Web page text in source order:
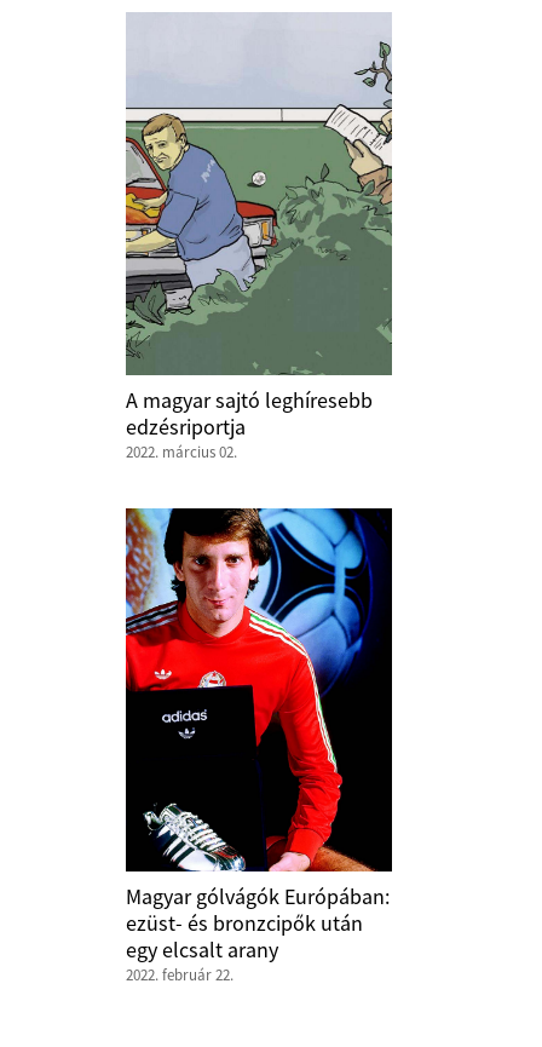
A magyar sajtó leghíresebb
edzésriportja
2022. március 02.
Magyar gólvágók Európában:
ezüst- és bronzcipők után
egy elcsalt arany
2022. február 22.